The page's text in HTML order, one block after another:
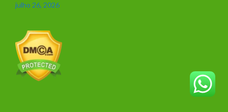
julho 26, 2026